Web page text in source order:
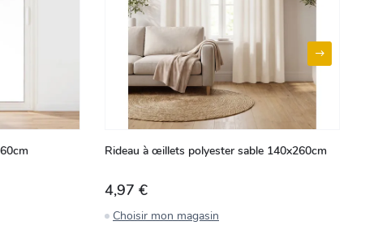
Rideau à œillets polyester sable 140x260cm
4,97 €
Choisir mon magasin